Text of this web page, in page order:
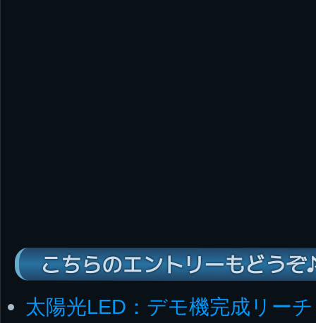
こちらのエントリーもどうぞ
太陽光LED：デモ機完成リーチ